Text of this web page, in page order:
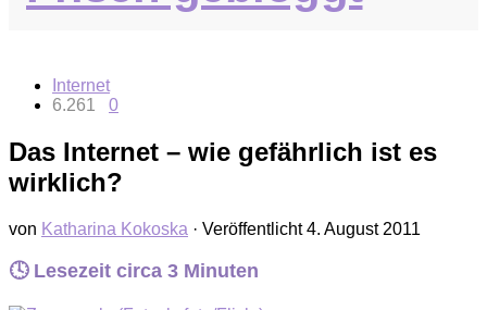
Internet
6.261 0
Das Internet – wie gefährlich ist es
wirklich?
von Katharina Kokoska · Veröffentlicht4. August 2011
🕓 Lesezeit circa 3 Minuten